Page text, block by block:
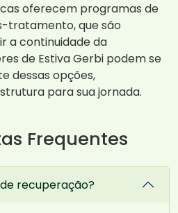
oferecem programas de
tratamento, que são
a continuidade da
de Estiva Gerbi podem se
dessas opções,
para sua jornada.
Frequentes
recuperação?